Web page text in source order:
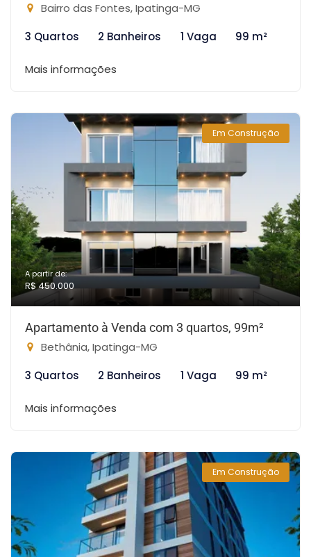
Bairro das Fontes, Ipatinga-MG
3 Quartos
2 Banheiros 1 Vaga 99 m²
Mais informações
Em Construção
A partir de:
R$ 450.000
Apartamento à Venda com 3 quartos, 99m²
Bethânia, Ipatinga-MG
3 Quartos
2 Banheiros 1 Vaga 99 m²
Mais informações
Em Construção